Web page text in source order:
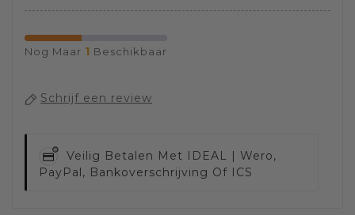
Nog Maar 1 Beschikbaar
Schrijf een review
Veilig Betalen Met IDEAL | Wero,
PayPal, Bankoverschrijving Of ICS